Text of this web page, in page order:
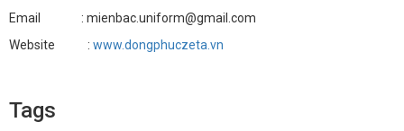
Email : mienbac.uniform@gmail.com
Website : www.dongphuczeta.vn
Tags